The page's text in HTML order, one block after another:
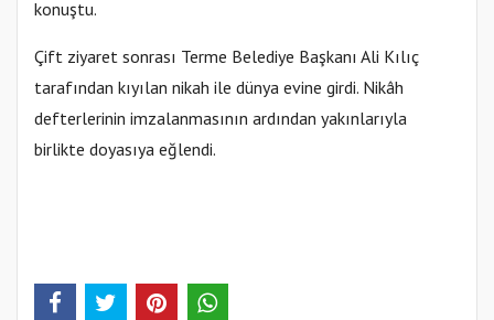
konuştu.
Çift ziyaret sonrası Terme Belediye Başkanı Ali Kılıç
tarafından kıyılan nikah ile dünya evine girdi. Nikâh
defterlerinin imzalanmasının ardından yakınlarıyla
birlikte doyasıya eğlendi.